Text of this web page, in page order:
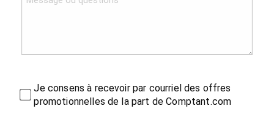
Je consens à recevoir par courriel des offres
promotionnelles de la part de Comptant.com